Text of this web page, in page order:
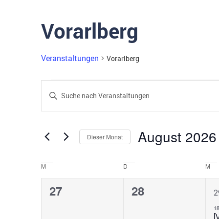
Vorarlberg
Veranstaltungen Vorarlberg
Veranstaltungen
Suche
Ansichten,
Navigation
Bitte
Schlüsselwort
Suche
Veranstaltungen
Schlüsselwort.Dieser Monat August 2026
Kalender
von
M D M
0
27
0
28
1